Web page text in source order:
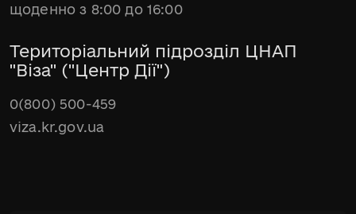
щоденно з 8:00 до 16:00
Територіальний підрозділ ЦНАП
"Віза" ("Центр Дії")
0(800) 500-459
viza.kr.gov.ua